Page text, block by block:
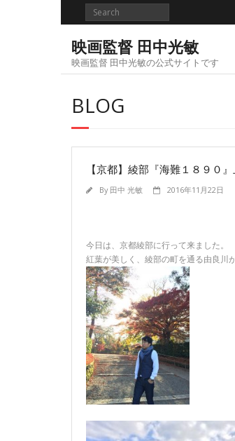
映画監督 田中光敏
映画監督 田中光敏の公式サイトです
BLOG
【京都】綾部『海難１８９０
By 田中 光敏 2016年11月22日
今日は、京都綾部に行って来ました。
紅葉が美しく、綾部の町を通る由良川